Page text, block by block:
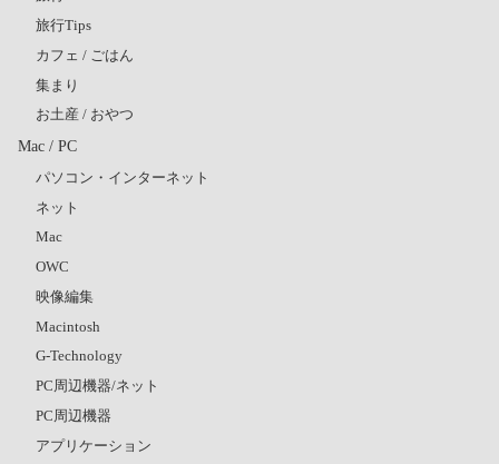
旅行Tips
カフェ / ごはん
集まり
お土産 / おやつ
Mac / PC
パソコン・インターネット
ネット
Mac
OWC
映像編集
Macintosh
G-Technology
PC周辺機器/ネット
PC周辺機器
アプリケーション